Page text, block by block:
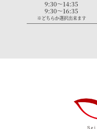
9:30〜14:35
9:30〜16:35
※どちらか選択出来ます